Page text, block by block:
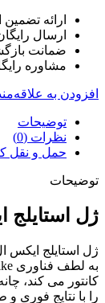
ارائه
ارسال
ضمانت بازگشت
مشاوره
افزودن به
توضیحات
نظرات (0)
حمل و نقل
توضیحات
ژل استایلج
ژل استایلج ایکس
کانتور می کند،
را با نتایج فوری